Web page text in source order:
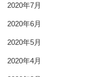
2020年7月
2020年6月
2020年5月
2020年4月